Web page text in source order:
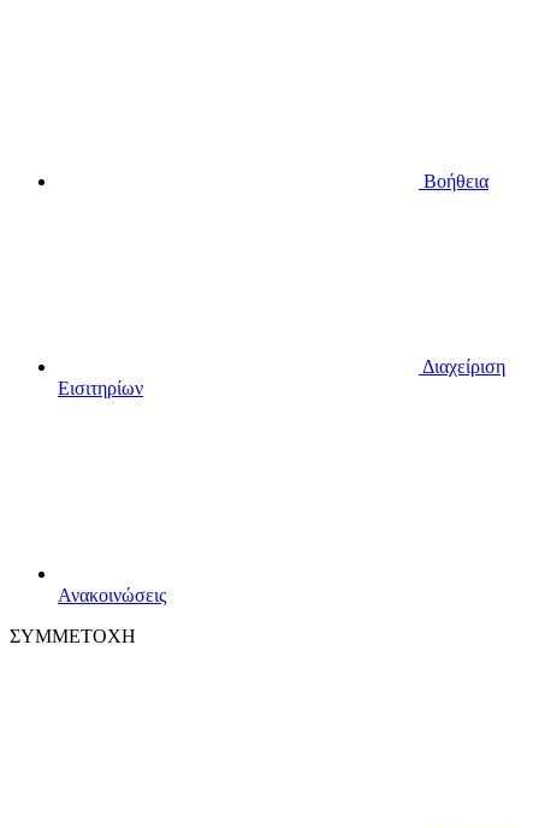
Βοήθεια
Διαχείριση
Εισιτηρίων
Ανακοινώσεις
ΣΥΜΜΕΤΟΧΗ